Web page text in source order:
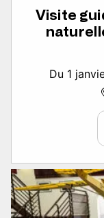
Visite
Du 1